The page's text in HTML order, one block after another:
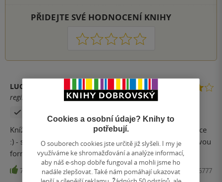
PŘIDEJTE SVÉ HODNOCENÍ KNIHY
1 2 3 4 5
LUCIE ONDRÁKOVÁ
registrovaný uživatel
Knížka moje holky ( 7 a 10 let ) baví - tu menší o něco více
:) - skvělý způsob, jak se něco dozvědět nenásilnou, hravou
formou.
7 Kniha, Drobek, 2019, 9788075856777
Cookies a osobní údaje? Knihy to
potřebují.
O souborech cookies jste určitě již slyšeli. I my je
využíváme ke shromažďování a analýze informací,
aby náš e-shop dobře fungoval a mohli jsme ho
nadále zlepšovat. Také nám pomáhají ukazovat